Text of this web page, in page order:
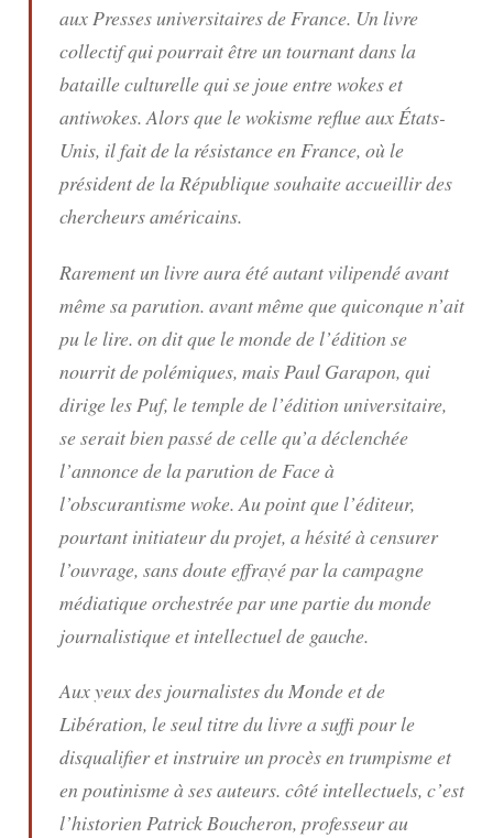
aux Presses universitaires de France. Un livre
collectif qui pourrait être un tournant dans la
bataille culturelle qui se joue entre wokes et
antiwokes. Alors que le wokisme reflue aux États-
Unis, il fait de la résistance en France, où le
président de la République souhaite accueillir des
chercheurs américains.
Rarement un livre aura été autant vilipendé avant
même sa parution. avant même que quiconque n’ait
pu le lire. on dit que le monde de l’édition se
nourrit de polémiques, mais Paul Garapon, qui
dirige les Puf, le temple de l’édition universitaire,
se serait bien passé de celle qu’a déclenchée
l’annonce de la parution de Face à
l’obscurantisme woke. Au point que l’éditeur,
pourtant initiateur du projet, a hésité à censurer
l’ouvrage, sans doute effrayé par la campagne
médiatique orchestrée par une partie du monde
journalistique et intellectuel de gauche.
Aux yeux des journalistes du Mondeet de
Libération, le seul titre du livre a suffi pour le
disqualifier et instruire un procès en trumpisme et
en poutinisme à ses auteurs. côté intellectuels, c’est
l’historien Patrick Boucheron, professeur au